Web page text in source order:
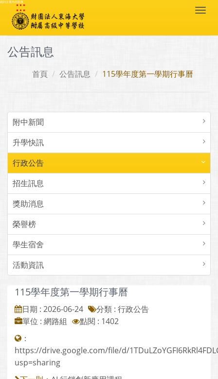
跳到主要內容區塊
:::
公告訊息
首頁 公告訊息 115學年度第一學期行事曆
附中新聞
升學快訊
行政公告
招生訊息
獎助消息
榮譽榜
學生宿舍
活動資訊
115學年度第一學期行事曆
日期 : 2026-06-24
分類 : 行政公告
單位 : 網路組
點閱 : 1402
：
https://drive.google.com/file/d/
usp=sharing